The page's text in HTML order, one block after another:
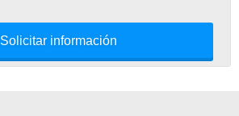
Solicitar información